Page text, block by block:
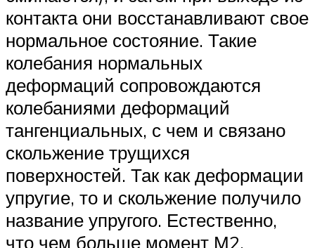
контакта они восстанавливают свое
нормальное состояние. Такие
колебания нормальных
деформаций сопровождаются
колебаниями деформаций
тангенциальных, с чем и связано
скольжение трущихся
поверхностей. Так как деформации
упругие, то и скольжение получило
название упругого. Естественно,
что чем больше момент М2,